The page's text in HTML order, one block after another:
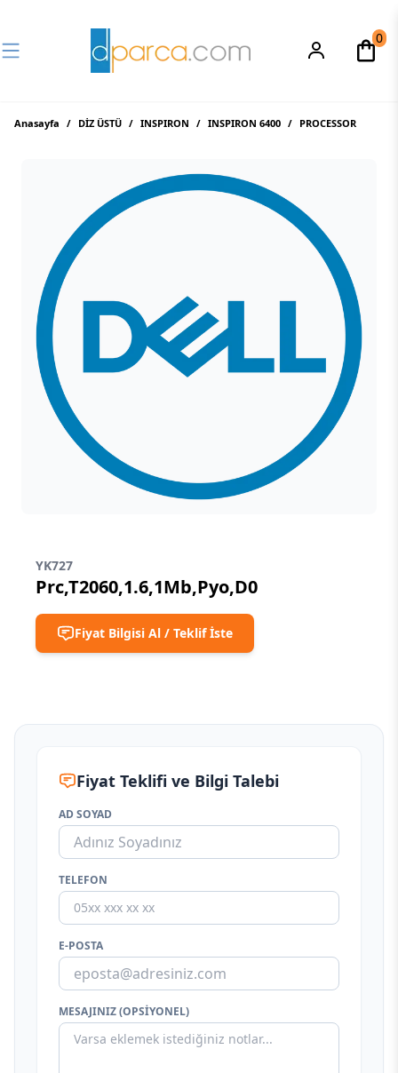
0
Anasayfa / DİZ ÜSTÜ / INSPIRON / INSPIRON 6400 / PROCESSOR
YK727
Prc,T2060,1.6,1Mb,Pyo,D0
Fiyat Bilgisi Al / Teklif İste
Fiyat Teklifi ve Bilgi Talebi
AD SOYAD
TELEFON
E-POSTA
MESAJINIZ (OPSIYONEL)